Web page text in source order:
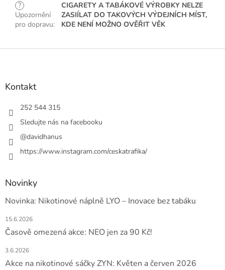
?
Upozornění
pro dopravu:
CIGARETY A TABÁKOVÉ VÝROBKY NELZE
ZASIÍLAT DO TAKOVÝCH VÝDEJNÍCH MÍST,
KDE NENÍ MOŽNO OVĚŘIT VĚK
Z
Kontakt
252 544 315
Sledujte nás na facebooku
@davidhanus
https://www.instagram.com/ceskatrafika/
Novinky
Novinka: Nikotinové náplně LYO – Inovace bez tabáku
15.6.2026
Časově omezená akce: NEO jen za 90 Kč!
3.6.2026
Akce na nikotinové sáčky ZYN: Květen a červen 2026